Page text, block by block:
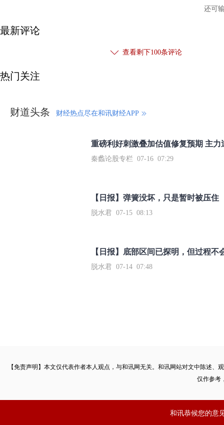
还可
最新评论
查看剩下100条评论
热门关注
财道头条 财经热点尽在和讯财经APP
秦蠡论股专栏 07-16 07:29
【日报】弹簧没坏，只是暂时被压住
脱水君 07-15 08:13
【日报】底部区间已探明，但过程不
脱水君 07-14 07:48
【免责声明】本文仅代表作者本人观点，与和讯网无关。和讯网站对文中陈述
仅作参考
和讯恭候您的意